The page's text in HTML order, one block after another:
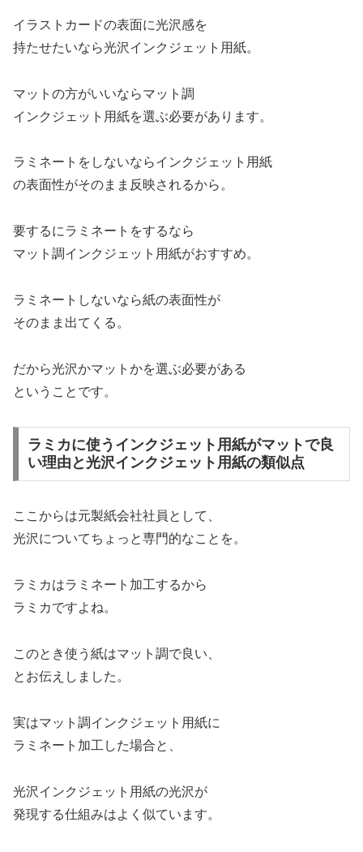
イラストカードの表面に光沢感を
持たせたいなら光沢インクジェット用紙。
マットの方がいいならマット調
インクジェット用紙を選ぶ必要があります。
ラミネートをしないならインクジェット用紙
の表面性がそのまま反映されるから。
要するにラミネートをするなら
マット調インクジェット用紙がおすすめ。
ラミネートしないなら紙の表面性が
そのまま出てくる。
だから光沢かマットかを選ぶ必要がある
ということです。
ラミカに使うインクジェット用紙がマットで良
い理由と光沢インクジェット用紙の類似点
ここからは元製紙会社社員として、
光沢についてちょっと専門的なことを。
ラミカはラミネート加工するから
ラミカですよね。
このとき使う紙はマット調で良い、
とお伝えしました。
実はマット調インクジェット用紙に
ラミネート加工した場合と、
光沢インクジェット用紙の光沢が
発現する仕組みはよく似ています。